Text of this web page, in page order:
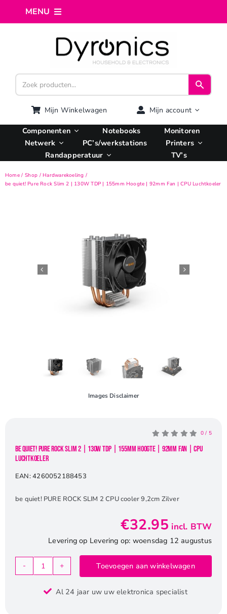
MENU
Webshop
Computer reparatie
AI Integratie
Hosting
Contact
Mijn Winkelwagen Mijn account
Componenten Notebooks
Monitoren
Netwerk
PC’s/werkstations
Printers
Randapperatuur
TV’s
Home Shop
Hardwarekoeling
be quiet! Pure Rock Slim 2 | 130W TDP | 155mm Hoogte | 92mm Fan | CPU Luchtkoeler
Images Disclaimer
0 / 5
be quiet! Pure Rock Slim 2 | 130W TDP | 155mm Hoogte | 92mm Fan | CPU
Luchtkoeler
EAN:4260052188453
be quiet! PURE ROCK SLIM 2 CPU cooler 9,2cm Zilver
€32.95 incl. BTW
Levering op Levering op: woensdag 12 augustus
be
Pure
Toevoegen aan winkelwagen
Al 24 jaar uw uw elektronica specialist